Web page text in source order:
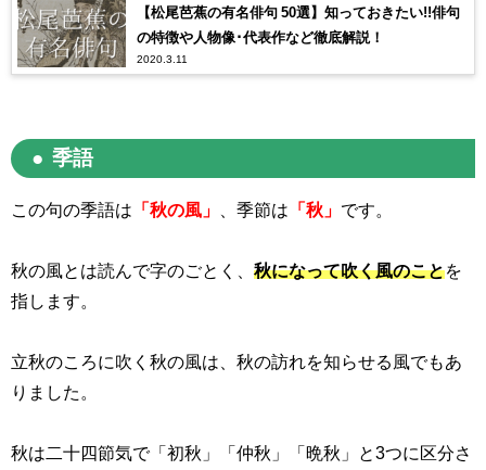
【松尾芭蕉の有名俳句 50選】知っておきたい!!俳句
の特徴や人物像･代表作など徹底解説！
2020.3.11
季語
この句の季語は 「秋の風」 、季節は 「秋」 です。
秋の風とは読んで字のごとく、 秋になって吹く風のことを
指します。
立秋のころに吹く秋の風は、秋の訪れを知らせる風でもあ
りました。
秋は二十四節気で「初秋」「仲秋」「晩秋」と3つに区分さ